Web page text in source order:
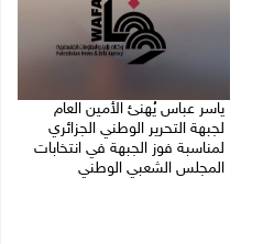
ياسر عباس يُهنئ الأمين العام
لجبهة التحرير الوطني الجزائري
لمناسبة فوز الجبهة في انتخابات
المجلس الشعبي الوطني